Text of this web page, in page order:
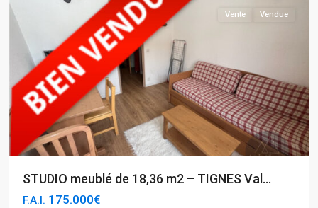
Vente Vendue
STUDIO meublé de 18,36 m2 – TIGNES Val...
F.A.I. 175.000€